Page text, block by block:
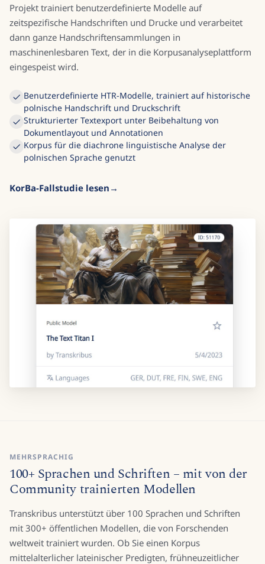
Projekt trainiert benutzerdefinierte Modelle auf
zeitspezifische Handschriften und Drucke und verarbeitet
dann ganze Handschriftensammlungen in
maschinenlesbaren Text, der in die Korpusanalyseplattform
eingespeist wird.
Benutzerdefinierte HTR-Modelle, trainiert auf historische
polnische Handschrift und Druckschrift
Strukturierter Textexport unter Beibehaltung von
Dokumentlayout und Annotationen
Korpus für die diachrone linguistische Analyse der
polnischen Sprache genutzt
KorBa-Fallstudie lesen
MEHRSPRACHIG
100+ Sprachen und Schriften – mit von der
Community trainierten Modellen
Transkribus unterstützt über 100 Sprachen und Schriften
mit 300+ öffentlichen Modellen, die von Forschenden
weltweit trainiert wurden. Ob Sie einen Korpus
mittelalterlicher lateinischer Predigten, frühneuzeitlicher